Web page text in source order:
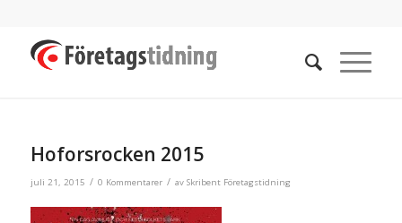
Hoforsrocken 2015
juli 21, 2015 / 0 Kommentarer / av Skribent Företagstidning